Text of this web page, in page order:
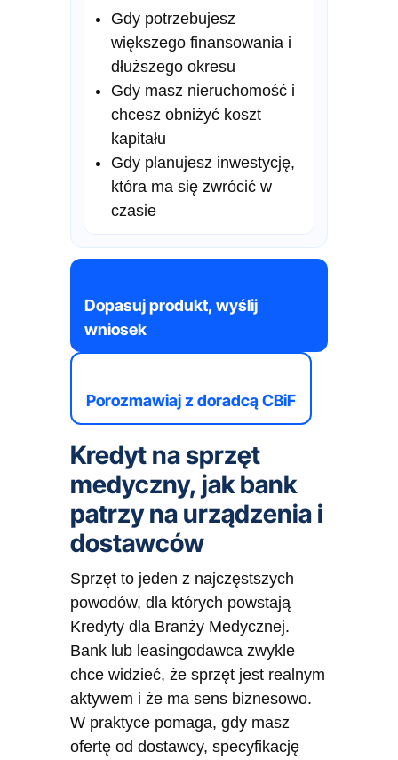
Gdy potrzebujesz
większego finansowania i
dłuższego okresu
Gdy masz nieruchomość i
chcesz obniżyć koszt
kapitału
Gdy planujesz inwestycję,
która ma się zwrócić w
czasie
Dopasuj produkt, wyślij
wniosek
Porozmawiaj z doradcą CBiF
Kredyt na sprzęt
medyczny, jak bank
patrzy na urządzenia i
dostawców
Sprzęt to jeden z najczęstszych
powodów, dla których powstają
Kredyty dla Branży Medycznej.
Bank lub leasingodawca zwykle
chce widzieć, że sprzęt jest realnym
aktywem i że ma sens biznesowo.
W praktyce pomaga, gdy masz
ofertę od dostawcy, specyfikację